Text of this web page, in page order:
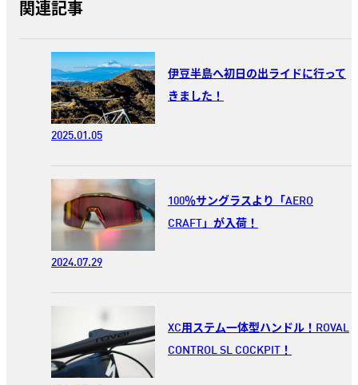
関連記事
伊豆半島へ初日の出ライドに行って
きました！
2025.01.05
100％サングラスより「AERO
CRAFT」が入荷！
2024.07.29
XC用ステム一体型ハンドル！ROVAL
CONTROL SL COCKPIT！